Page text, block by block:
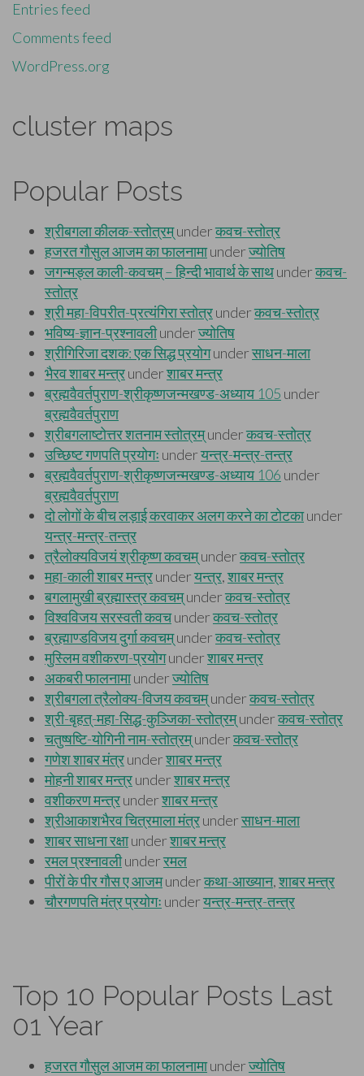
Entries feed
Comments feed
WordPress.org
cluster maps
Popular Posts
Top 10 Popular Posts Last
01 Year